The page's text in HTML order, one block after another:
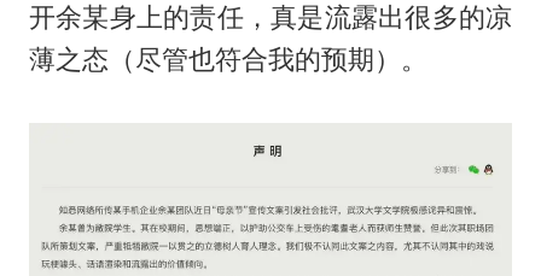
开余某身上的责任，真是流露出很多的凉
薄之态（尽管也符合我的预期）。